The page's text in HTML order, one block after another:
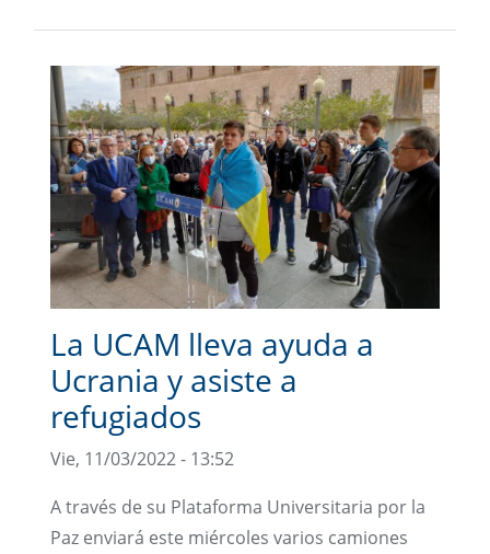
La UCAM lleva ayuda a
Ucrania y asiste a
refugiados
Vie, 11/03/2022 - 13:52
A través de su Plataforma Universitaria por la
Paz enviará este miércoles varios camiones